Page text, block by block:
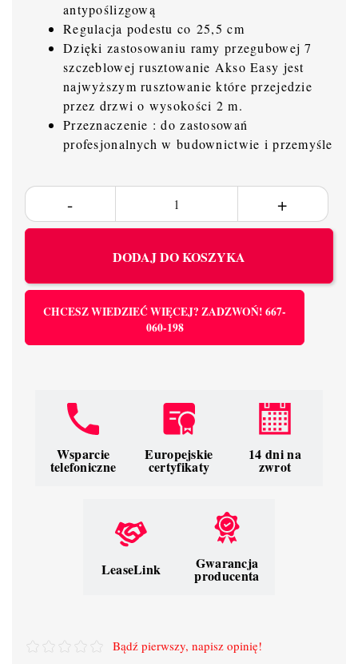
antypoślizgową
Regulacja podestu co 25,5 cm
Dzięki zastosowaniu ramy przegubowej 7
szczeblowej rusztowanie Akso Easy jest
najwyższym rusztowanie które przejedzie
przez drzwi o wysokości 2 m.
Przeznaczenie : do zastosowań
profesjonalnych w budownictwie i przemyśle
DODAJ DO KOSZYKA
CHCESZ WIEDZIEĆ WIĘCEJ? ZADZWOŃ! 667-
060-198
Wsparcie
telefoniczne
Europejskie
certyfikaty
14 dni na
zwrot
LeaseLink Gwarancja
producenta
Bądź pierwszy, napisz opinię!